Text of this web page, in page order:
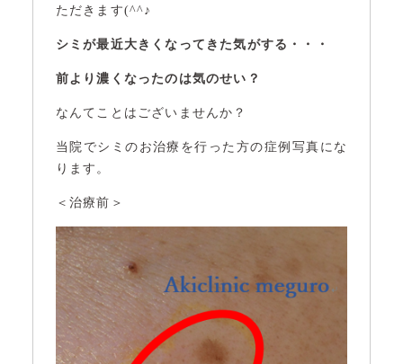
ただきます(^^♪
シミが最近大きくなってきた気がする・・・
前より濃くなったのは気のせい？
なんてことはございませんか？
当院でシミのお治療を行った方の症例写真にな
ります。
＜治療前＞